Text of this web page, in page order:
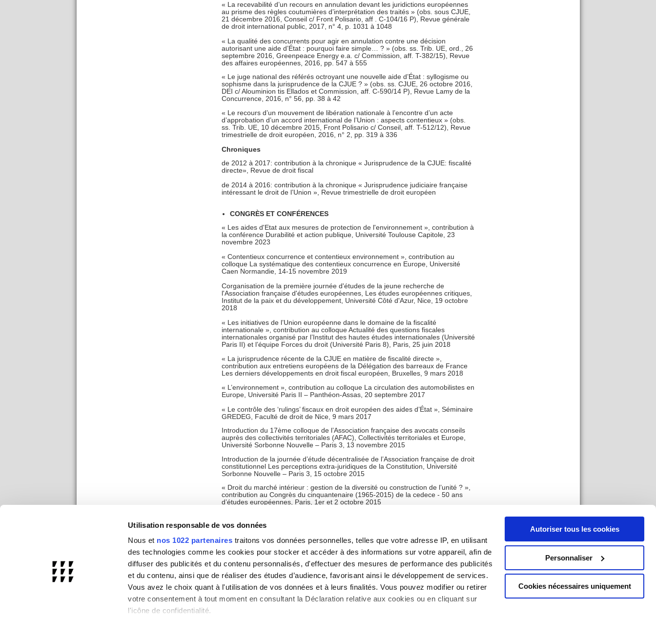
Utilisation responsable de vos données
Nous et nos 1022 partenaires traitons vos données personnelles, telles que votre adresse IP, en utilisant
des technologies comme les cookies pour stocker et accéder à des informations sur votre appareil, afin de
diffuser des publicités et du contenu personnalisés, d'effectuer des mesures de performance des publicités
et du contenu, ainsi que de réaliser des études d’audience, favorisant ainsi le développement de services.
Vous avez le choix quant à l'utilisation de vos données et à leurs finalités. Vous pouvez modifier ou retirer
votre consentement à tout moment en consultant la Déclaration relative aux cookies ou en cliquant sur
l'icône de confidentialité.
Autoriser tous les cookies
Personnaliser
Cookies nécessaires uniquement
« La recevabilité d’un recours en annulation devant les juridictions européennes
au prisme des règles coutumières d’interprétation des traités » (obs. sous CJUE,
21 décembre 2016, Conseil c/ Front Polisario, aff . C-104/16 P), Revue générale
de droit international public, 2017, n° 4, p. 1031 à 1048
« La qualité des concurrents pour agir en annulation contre une décision
autorisant une aide d’État : pourquoi faire simple… ? » (obs. ss. Trib. UE, ord., 26
septembre 2016, Greenpeace Energy e.a. c/ Commission, aff. T-382/15), Revue
des affaires européennes, 2016, pp. 547 à 555
« Le juge national des référés octroyant une nouvelle aide d’État : syllogisme ou
sophisme dans la jurisprudence de la CJUE ? » (obs. ss. CJUE, 26 octobre 2016,
DEI c/ Alouminion tis Ellados et Commission, aff. C-590/14 P), Revue Lamy de la
Concurrence, 2016, n° 56, pp. 38 à 42
« Le recours d’un mouvement de libération nationale à l’encontre d’un acte
d’approbation d’un accord international de l’Union : aspects contentieux » (obs.
ss. Trib. UE, 10 décembre 2015, Front Polisario c/ Conseil, aff. T-512/12), Revue
trimestrielle de droit européen, 2016, n° 2, pp. 319 à 336
Chroniques
de 2012 à 2017: contribution à la chronique « Jurisprudence de la CJUE: fiscalité
directe», Revue de droit fiscal
de 2014 à 2016: contribution à la chronique « Jurisprudence judiciaire française
intéressant le droit de l’Union », Revue trimestrielle de droit européen
CONGRÈS ET CONFÉRENCES
« Les aides d'Etat aux mesures de protection de l'environnement », contribution à
la conférence Durabilité et action publique, Université Toulouse Capitole, 23
novembre 2023
« Contentieux concurrence et contentieux environnement », contribution au
colloque La systématique des contentieux concurrence en Europe, Université
Caen Normandie, 14-15 novembre 2019
Corganisation de la première journée d'études de la jeune recherche de
l'Association française d'études européennes, Les études européennes critiques,
Institut de la paix et du développement, Université Côté d'Azur, Nice, 19 octobre
2018
« Les initiatives de l’Union européenne dans le domaine de la fiscalité
internationale », contribution au colloque Actualité des questions fiscales
internationales organisé par l’Institut des hautes études internationales (Université
Paris II) et l’équipe Forces du droit (Université Paris 8), Paris, 25 juin 2018
« La jurisprudence récente de la CJUE en matière de fiscalité directe »,
contribution aux entretiens européens de la Délégation des barreaux de France
Les derniers développements en droit fiscal européen, Bruxelles, 9 mars 2018
« L’environnement », contribution au colloque La circulation des automobilistes en
Europe, Université Paris II – Panthéon-Assas, 20 septembre 2017
« Le contrôle des ‘rulings’ fiscaux en droit européen des aides d’État », Séminaire
GREDEG, Faculté de droit de Nice, 9 mars 2017
Introduction du 17ème colloque de l’Association française des avocats conseils
auprès des collectivités territoriales (AFAC), Collectivités territoriales et Europe,
Université Sorbonne Nouvelle – Paris 3, 13 novembre 2015
Introduction de la journée d’étude décentralisée de l’Association française de droit
constitutionnel Les perceptions extra-juridiques de la Constitution, Université
Sorbonne Nouvelle – Paris 3, 15 octobre 2015
« Droit du marché intérieur : gestion de la diversité ou construction de l’unité ? »,
contribution au Congrès du cinquantenaire (1965-2015) de la cedece - 50 ans
d’études européennes, Paris, 1er et 2 octobre 2015
en liquidation judiciaire », contribution au colloque La pratique du droit de l’UE par
« Les enjeux de la lutte contre la concurrence fiscale dommageable dans l’UE à la
lumière de l’affaire Government of Gibraltar », contribution à la conférence Enjeux
actuels de la construction européenne, Faculté de droit de Nancy, 15 février 2012
« L’encadrement des règles constitutionnelles par le droit de l’Union
européenne », contribution au VIIIème Congrès français de droit constitutionnel
de l’Association française de droit constitutionnel, Faculté de droit de Nancy, 16
au 18 juin 2011